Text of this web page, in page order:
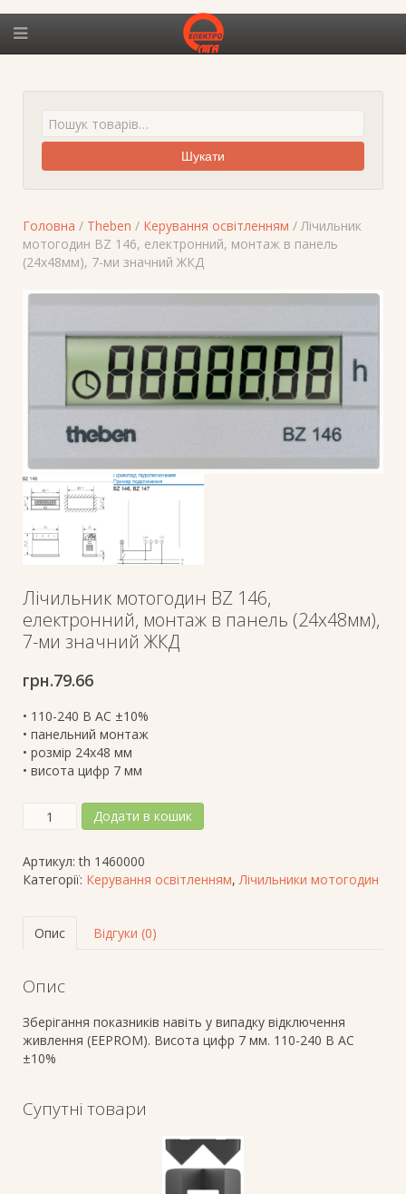
Шукати
Головна / Theben / Керування освітленням / Лічильник
мотогодин BZ 146, електронний, монтаж в панель
(24х48мм), 7-ми значний ЖКД
Лічильник мотогодин BZ 146,
електронний, монтаж в панель (24х48мм),
7-ми значний ЖКД
грн.79.66
• 110-240 В АС ±10%
• панельний монтаж
• розмір 24х48 мм
• висота цифр 7 мм
Лічильник
мотогодин
146,
електронний,
панель
ми
ЖКД
кількість
Додати в кошик
Артикул:th 1460000
Категорії: Керування освітленням,Лічильники мотогодин
Опис Відгуки (0)
Опис
Зберігання показників навіть у випадку відключення
живлення (EEPROM). Висота цифр 7 мм. 110-240 В АС
±10%
Супутні товари